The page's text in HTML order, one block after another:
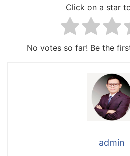
Click on a star
No votes so far! Be the
admin